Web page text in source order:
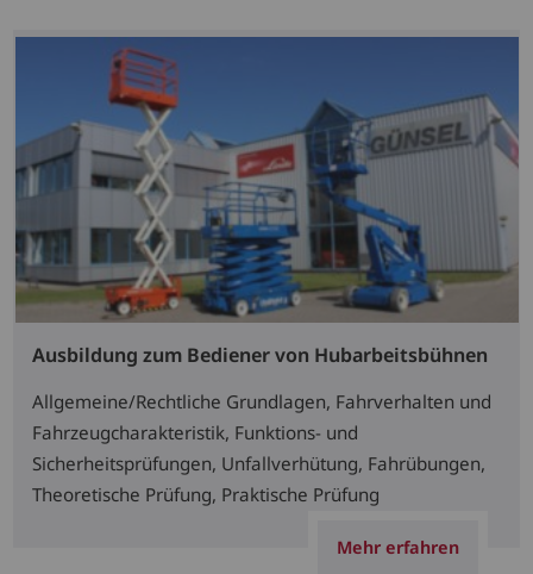
Ausbildung zum Bediener von Hubarbeitsbühnen
Allgemeine/Rechtliche Grundlagen, Fahrverhalten und
Fahrzeugcharakteristik, Funktions- und
Sicherheitsprüfungen, Unfallverhütung, Fahrübungen,
Theoretische Prüfung, Praktische Prüfung
Mehr erfahren